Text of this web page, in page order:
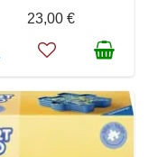
23,00 €